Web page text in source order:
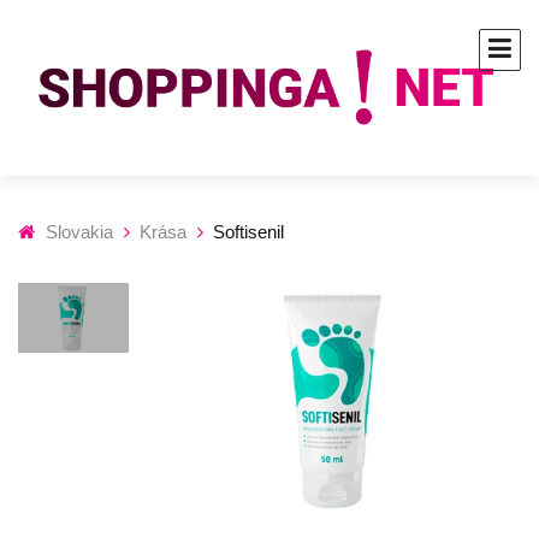
Slovakia Krása Softisenil